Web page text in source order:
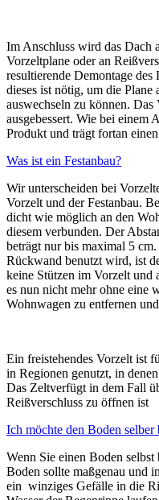
Im Anschluss wird das Dach
Vorzeltplane oder an
resultierende Demontage
dieses ist nötig, um die Plane
auswechseln zu können.
ausgebessert. Wie bei einem
Produkt und trägt fortan
Was ist ein Festanbau?
Wir unterscheiden bei
Vorzelt und der Festanbau.
dicht wie möglich an den
diesem verbunden. Der
beträgt nur bis maximal 5
Rückwand benutzt wird, ist
keine Stützen im Vorzelt und
es nun nicht mehr ohne eine
Wohnwagen zu entfernen
Ein freistehendes Vorzelt ist
in Regionen genutzt, in
Das Zeltverfügt in dem Fall
Reißverschluss zu öffnen ist
Ich möchte den Boden selber
Wenn Sie einen Boden
Boden sollte maßgenau und
ein winziges Gefälle in die